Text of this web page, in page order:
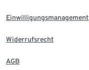
Einwilligungsmanagement
Widerrufsrecht
AGB